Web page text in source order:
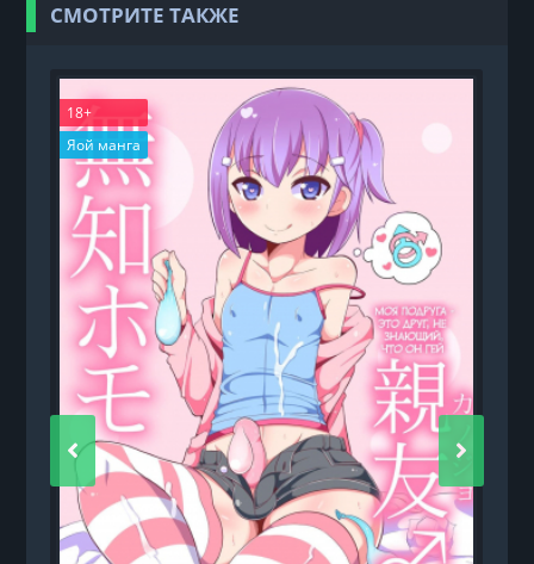
СМОТРИТЕ ТАКЖЕ
18+
Яой манга